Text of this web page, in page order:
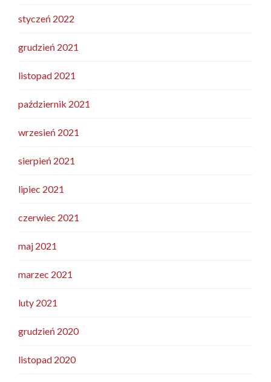
styczeń 2022
grudzień 2021
listopad 2021
październik 2021
wrzesień 2021
sierpień 2021
lipiec 2021
czerwiec 2021
maj 2021
marzec 2021
luty 2021
grudzień 2020
listopad 2020